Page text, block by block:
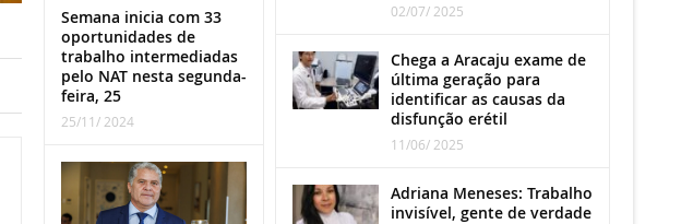
Semana inicia com 33
oportunidades de
trabalho intermediadas
pelo NAT nesta segunda-
feira, 25
25/11/ 2024
02/07/ 2025
Chega a Aracaju exame de
última geração para
identificar as causas da
disfunção erétil
11/06/ 2025
Adriana Meneses: Trabalho
invisível, gente de verdade